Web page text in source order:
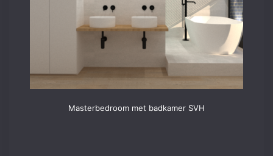
Masterbedroom met badkamer SVH